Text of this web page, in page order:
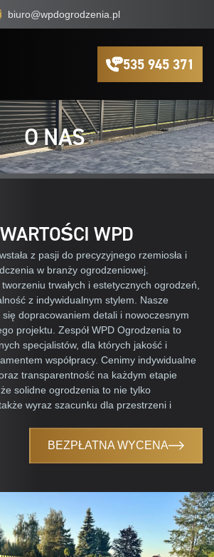
biuro@wpdogrodzenia.pl
535 945 371
O NAS
WPD
z pasji do precyzyjnego rzemiosła i
w branży ogrodzeniowej.
trwałych i estetycznych ogrodzeń,
z indywidualnym stylem. Nasze
dopracowaniem detali i nowoczesnym
projektu. Zespół WPD Ogrodzenia to
specjalistów, dla których jakość i
współpracy. Cenimy indywidualne
transparentność na każdym etapie
solidne ogrodzenia to nie tylko
wyraz szacunku dla przestrzeni i
BEZPŁATNA WYCENA